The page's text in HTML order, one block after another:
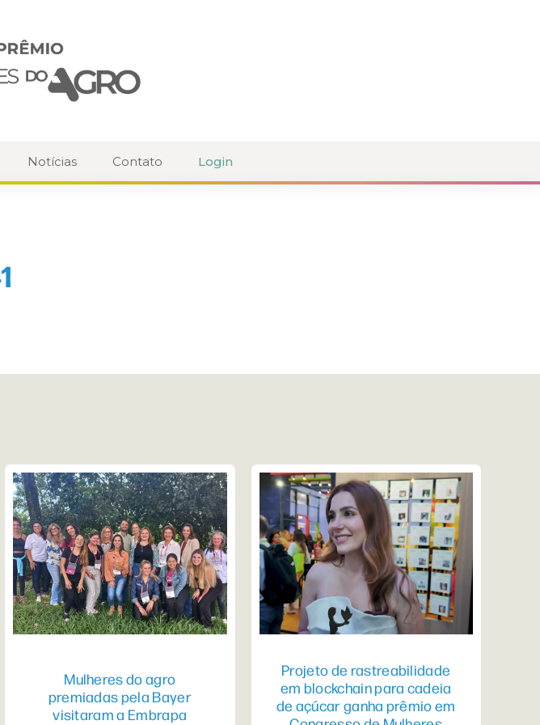
Notícias Contato Login
Mulheres do agro
premiadas pela Bayer
visitaram a Embrapa
Projeto de rastreabilidade
em blockchain para cadeia
de açúcar ganha prêmio em